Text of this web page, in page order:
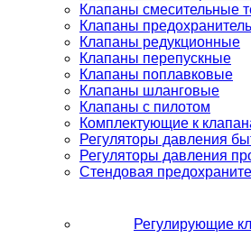
Клапаны смесительные
Клапаны
Клапаны редукционные
Клапаны перепускные
Клапаны поплавковые
Клапаны шланговые
Клапаны с пилотом
Комплектующие к
Регуляторы давления
Регуляторы давления
Стендовая
Регулирующие